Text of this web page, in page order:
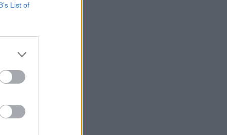
List of